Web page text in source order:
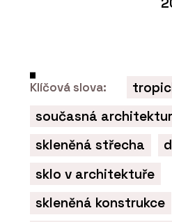
Klíčová slova:
současná
skleněná střecha
sklo v architektuře
skleněná konstrukce